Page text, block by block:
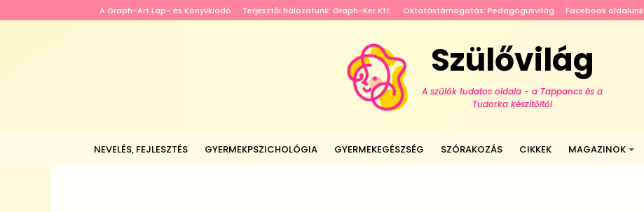
A Graph-Art Lap- és Könyvkiadó Terjesztői hálózatunk: Graph-Ker Kft. Oktatástámogatás: Pedagógusvilág Facebook oldalunk
Szülővilág
A szülők tudatos oldala - a Tappancs és a
Tudorka készítőitől
NEVELÉS, FEJLESZTÉS GYERMEKPSZICHOLÓGIA GYERMEKEGÉSZSÉG SZÓRAKOZÁS CIKKEK MAGAZINOK